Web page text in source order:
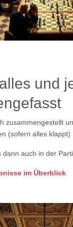
und
zusammengestellt
(sofern alles klappt)
auch in der
im Überblick